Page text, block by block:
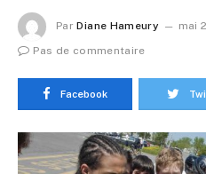
Par Diane Hameury
mai
Pas de commentaire
Facebook